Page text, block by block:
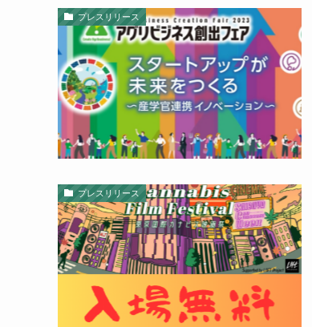
プレスリリース
プレスリリース